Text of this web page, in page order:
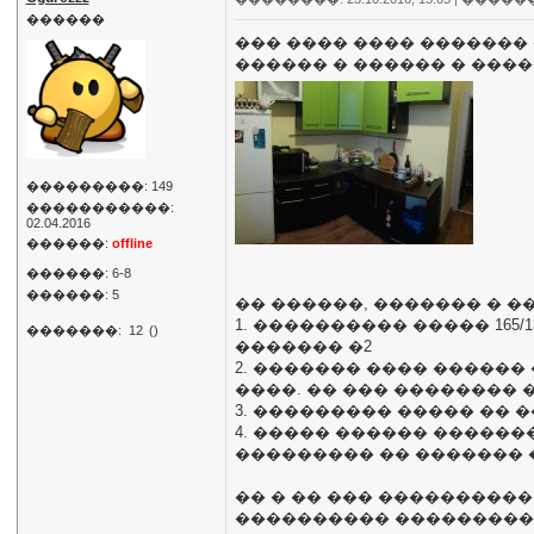
������
���������: 149
�����������:
02.04.2016
������: offline
������: 6-8
������: 5
�������: 12 ()
��� ���� ����
������ � ������ �
�� ������, ������� �
1. ���������� �����
������� �2
2. ������� ����
����. �� ��� ��������
3. ��������� ����� ��
4. ����� ������
��������� �� �������
�� � �� ���
����������